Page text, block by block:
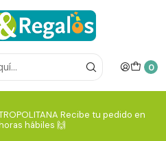
0
Recibe tu pedido en
hábiles 🙌